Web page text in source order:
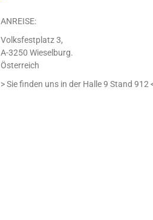
ANREISE:
Volksfestplatz 3,
A-3250 Wieselburg.
Österreich
> Sie finden uns in der Halle 9 Stand 912